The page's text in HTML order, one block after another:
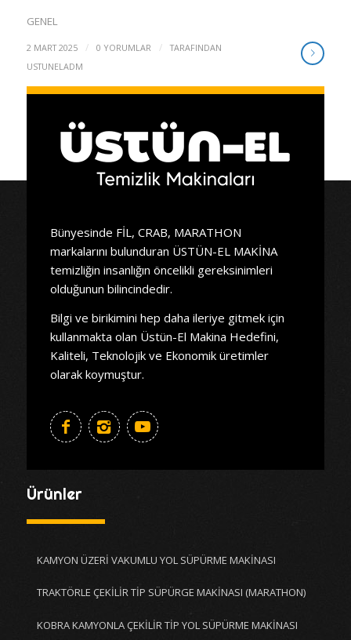
GENEL
2 MART 2025 / 0 YORUMLAR /
TARAFINDAN
USTUNELADM
Bünyesinde FİL, CRAB, MARATHON
markalarını bulunduran ÜSTÜN-EL MAKİNA
temizliğin insanlığın öncelikli gereksinimleri
olduğunun bilincindedir.
Bilgi ve birikimini hep daha ileriye gitmek için
kullanmakta olan Üstün-El Makina Hedefini,
Kaliteli, Teknolojik ve Ekonomik üretimler
olarak koymuştur.
Ürünler
KAMYON ÜZERİ VAKUMLU YOL SÜPÜRME MAKİNASI
TRAKTÖRLE ÇEKİLİR TİP SÜPÜRGE MAKİNASI (MARATHON)
KOBRA KAMYONLA ÇEKİLİR TİP YOL SÜPÜRME MAKİNASI